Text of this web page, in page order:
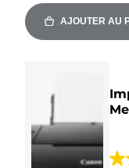
AJOUTER AU